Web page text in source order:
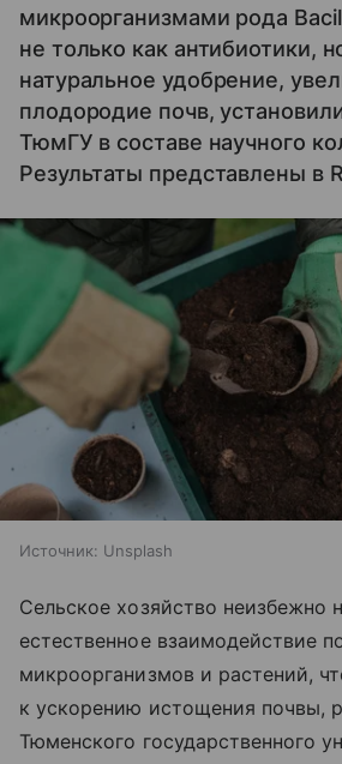
микроорганизмами рода
не только как антибиотики,
натуральное удобрение,
плодородие почв,
ТюмГУ в составе научного
Результаты представлены в
Источник: Unsplash
Сельское хозяйство неизбежно
естественное взаимодействие
микроорганизмов и растений,
к ускорению истощения почвы,
Тюменского государственного